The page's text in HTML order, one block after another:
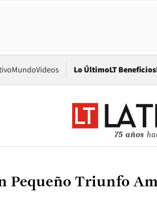
MundoVideos Lo ÚltimoLT Beneficios
75 años
Pequeño Triunfo